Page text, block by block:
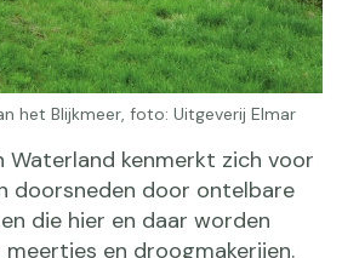
Waterland kenmerkt zich voor
doorsneden door ontelbare
die hier en daar worden
en droogmakerijen.
het Blijkmeer, foto: Uitgeverij Elmar